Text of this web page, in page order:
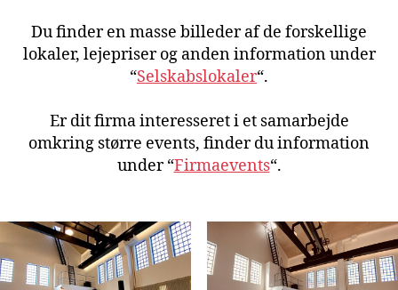
Du finder en masse billeder af de forskellige
lokaler, lejepriser og anden information under
“Selskabslokaler“.
Er dit firma interesseret i et samarbejde
omkring større events, finder du information
under “Firmaevents“.